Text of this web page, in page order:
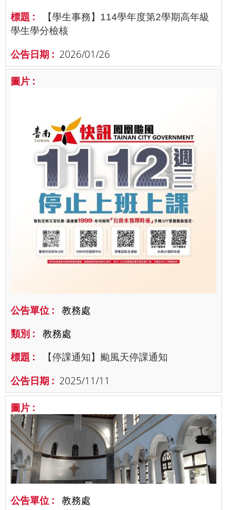
【學生事務】114學年度第2學期高年級
學生學分檢核
2026/01/26
教務處
教務處
【停課通知】颱風天停課通知
2025/11/11
教務處